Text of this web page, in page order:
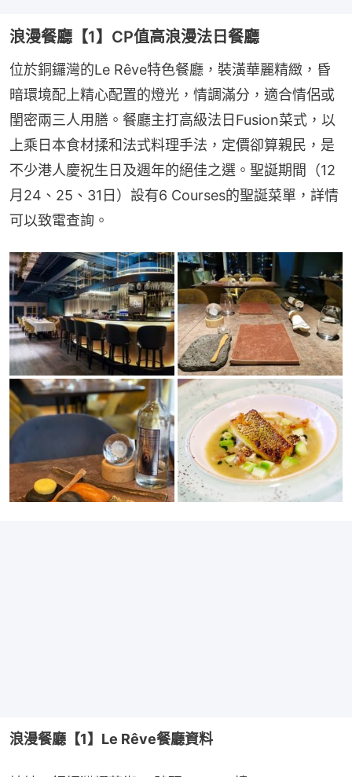
浪漫餐廳【1】CP值高浪漫法日餐廳
位於銅鑼灣的Le Rêve特色餐廳，裝潢華麗精緻，昏
暗環境配上精心配置的燈光，情調滿分，適合情侶或
閨密兩三人用膳。餐廳主打高級法日Fusion菜式，以
上乘日本食材揉和法式料理手法，定價卻算親民，是
不少港人慶祝生日及週年的絕佳之選。聖誕期間（12
月24、25、31日）設有6 Courses的聖誕菜單，詳情
可以致電查詢。
浪漫餐廳【1】Le Rêve餐廳資料